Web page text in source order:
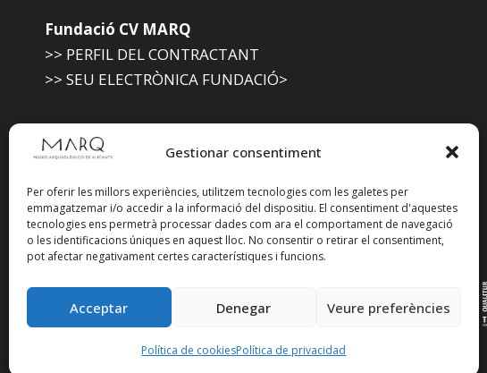
Gestionar consentiment
Per oferir les millors experiències, utilitzem tecnologies com les galetes per
emmagatzemar i/o accedir a la informació del dispositiu. El consentiment d'aquestes
tecnologies ens permetrà processar dades com ara el comportament de navegació
o les identificacions úniques en aquest lloc. No consentir o retirar el consentiment,
pot afectar negativament certes característiques i funcions.
Acceptar Denegar Veure preferències
Política de cookiesPolítica de privacidad
Fundació CV MARQ
>> PERFIL DEL CONTRACTANT
>> SEU ELECTRÒNICA FUNDACIÓ>
>> SEU ELECTRÒNICA DIPUTACIÓ
Suscríbete a nuestra
Newsletter